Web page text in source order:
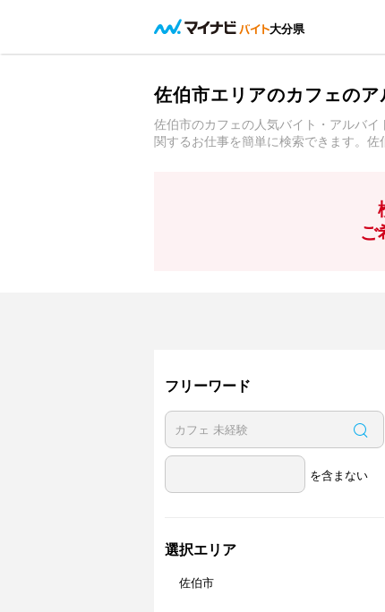
大分県
佐伯市エリアのカフェの
佐伯市のカフェの人気バイト・アルバ
関するお仕事を簡単に検索できます。
ご
フリーワード
を含まない
選択エリア
佐伯市